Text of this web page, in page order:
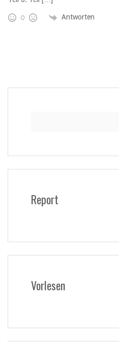
0 Antworten
Report
Vorlesen